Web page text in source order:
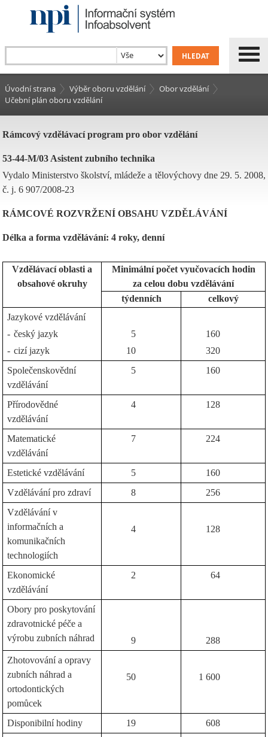
Úvodní strana Výběr oboru vzdělání
Obor vzdělání
Učební plán oboru vzdělání
Rámcový vzdělávací program pro obor vzdělání
53-44-M/03 Asistent zubního technika
Vydalo Ministerstvo školství, mládeže a tělovýchovy dne 29. 5. 2008,
č. j. 6 907/2008-23
RÁMCOVÉ ROZVRŽENÍ OBSAHU VZDĚLÁVÁNÍ
Délka a forma vzdělávání: 4 roky, denní
Vzdělávací oblasti a
obsahové okruhy
Minimální počet vyučovacích hodin
za celou dobu vzdělávání
týdenních
celkový
Jazykové vzdělávání
- český jazyk
- cizí jazyk
5
10
160
320
Společenskovědní
vzdělávání
5 160
Přírodovědné
vzdělávání
4 128
Matematické
vzdělávání
7 224
Estetické vzdělávání 5
160
Vzdělávání pro zdraví
8
256
Vzdělávání v
informačních a
komunikačních
technologiích
4 128
Ekonomické
vzdělávání
2 64
Obory pro poskytování
zdravotnické péče a
výrobu zubních náhrad
9
288
Zhotovování a opravy
zubních náhrad a
ortodontických
pomůcek
50 1 600
Disponibilní hodiny 19
608